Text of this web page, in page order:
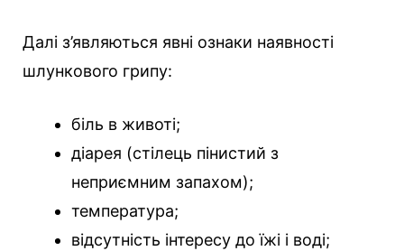
Далі з’являються явні ознаки наявності
шлункового грипу:
біль в животі;
діарея (стілець пінистий з
неприємним запахом);
температура;
відсутність інтересу до їжі і воді;